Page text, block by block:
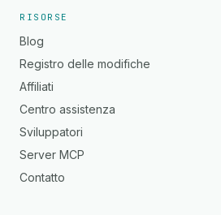
RISORSE
Blog
Registro delle modifiche
Affiliati
Centro assistenza
Sviluppatori
Server MCP
Contatto